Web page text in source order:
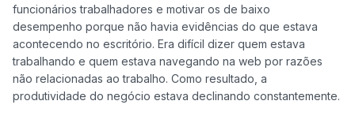
funcionários trabalhadores e motivar os de baixo
desempenho porque não havia evidências do que estava
acontecendo no escritório. Era difícil dizer quem estava
trabalhando e quem estava navegando na web por razões
não relacionadas ao trabalho. Como resultado, a